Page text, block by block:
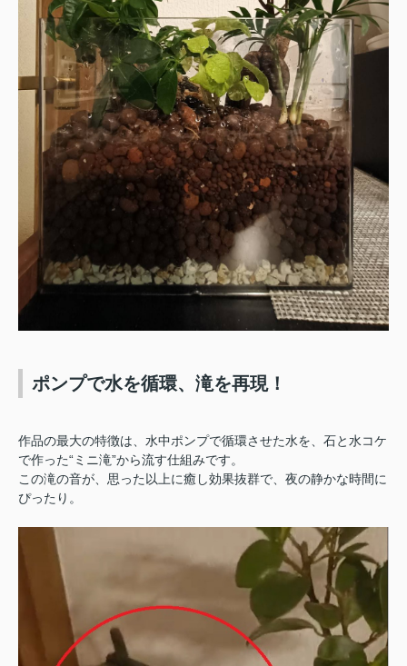
ポンプで水を循環、滝を再現！
作品の最大の特徴は、水中ポンプで循環させた水を、石と水コケ
で作った“ミニ滝”から流す仕組みです。
この滝の音が、思った以上に癒し効果抜群で、夜の静かな時間に
ぴったり。